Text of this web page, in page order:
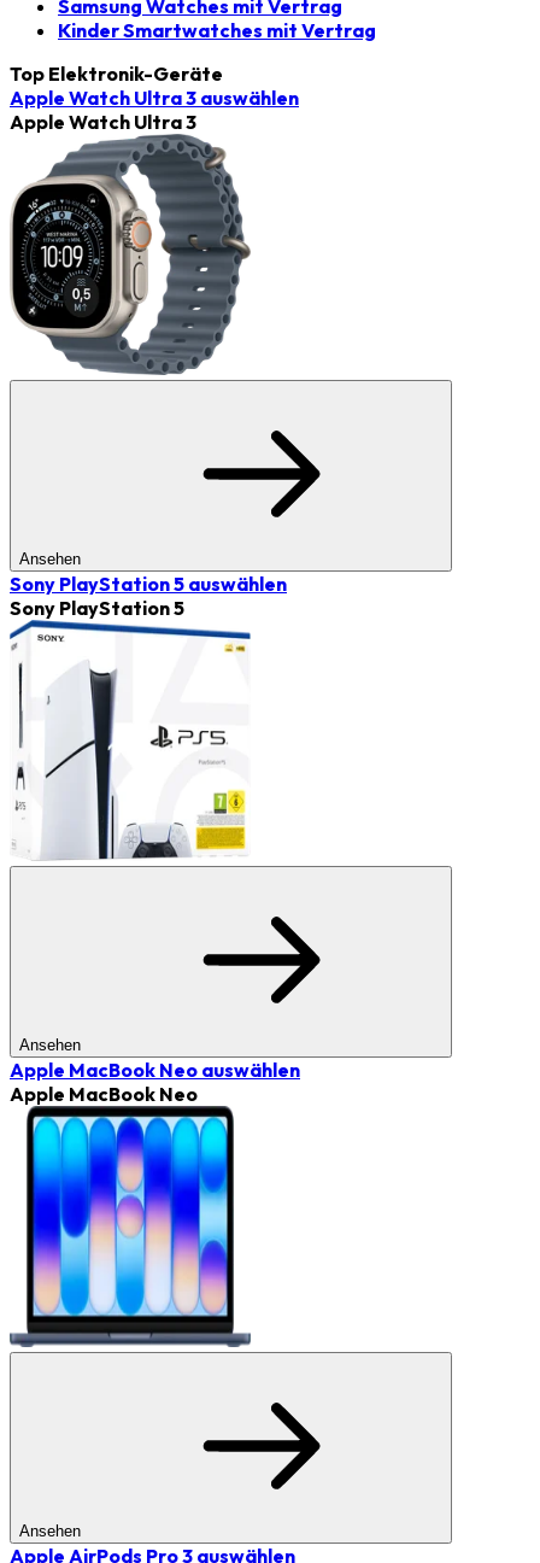
Samsung Watches mit Vertrag
Kinder Smartwatches mit Vertrag
Top Elektronik-Geräte
Apple Watch Ultra 3 auswählen
Apple Watch Ultra 3
Ansehen
Sony PlayStation 5 auswählen
Sony PlayStation 5
Ansehen
Apple MacBook Neo auswählen
Apple MacBook Neo
Ansehen
Apple AirPods Pro 3 auswählen